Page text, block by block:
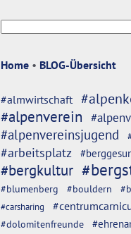
Home • BLOG-Übersicht
#almwirtschaft
#alpenverein
#alpenvereinsjugend
#arbeitsplatz
#bergkultur
#blumenberg #bouldern
#carsharing
#dolomitenfreunde